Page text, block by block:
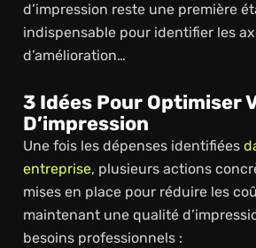
d’impression reste une première
indispensable pour identifier les
d’amélioration…
3 Idées Pour Optimiser
D’impression
Une fois les dépenses identifiées
entreprise, plusieurs actions
mises en place pour réduire les
maintenant une qualité
besoins professionnels :